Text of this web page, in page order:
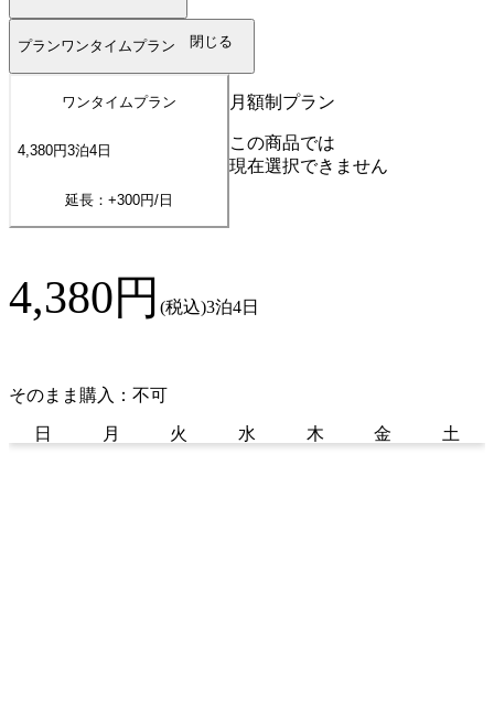
プランワンタイムプラン 閉じる
ワンタイムプラン
4,380円3泊4 日
延長：+300円/日
月額制プラン
この商品では
現在選択できません
4,380円 (税込)3泊4日
そのまま購入：不可
日 月 火 水 木 金 土